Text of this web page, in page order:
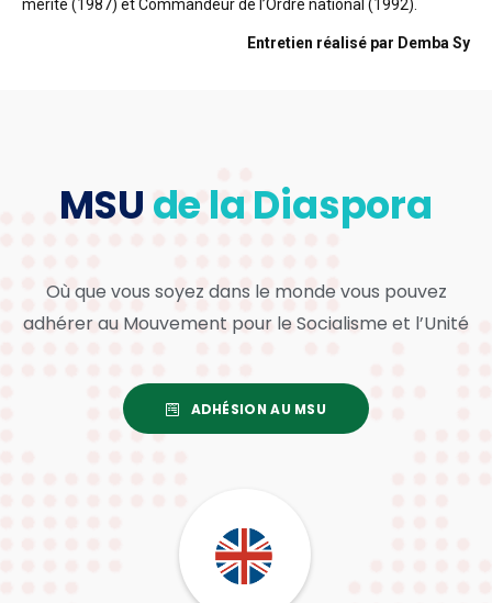
mérite (1987) et Commandeur de l’Ordre national (1992).
Entretien réalisé par Demba Sy
MSU de la Diaspora
Où que vous soyez dans le monde vous pouvez
adhérer au Mouvement pour le Socialisme et l’Unité
ADHÉSION AU MSU